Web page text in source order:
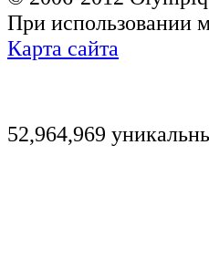
При использовании
Карта сайта
52,964,969